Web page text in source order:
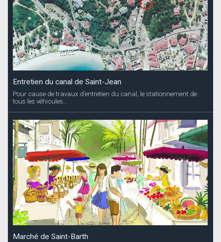
Entretien du canal de Saint-Jean
Pour cause de travaux d’entretien du canal, le stationnement de
tous les véhicules...
Marché de Saint-Barth